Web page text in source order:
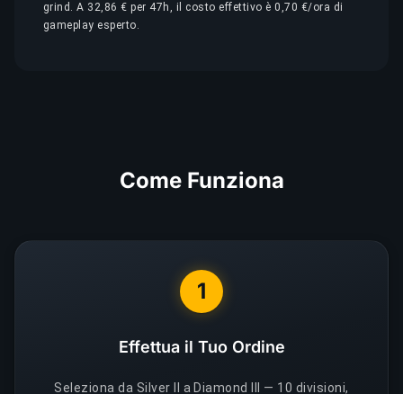
grind. A 32,86 € per 47h, il costo effettivo è 0,70 €/ora di
gameplay esperto.
Come Funziona
1
Effettua il Tuo Ordine
Seleziona da Silver II a Diamond III — 10 divisioni,